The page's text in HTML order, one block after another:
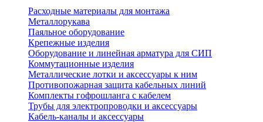
Расходные материалы для монтажа
Металлорукава
Паяльное оборудование
Крепежные изделия
Оборудование и линейная арматура для СИП
Коммутационные изделия
Металлические лотки и аксессуары к ним
Противопожарная защита кабельных линий
Комплекты гофрошланга с кабелем
Трубы для электропроводки и аксессуары
Кабель-каналы и аксессуары